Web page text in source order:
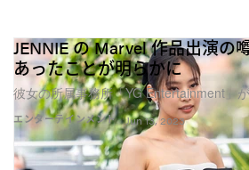
エンターテインメント
JENNIE の Marvel 作品出演の
あったことが明らかに
彼女の所属事務所「YG Entertainment」
Jun 13, 2023